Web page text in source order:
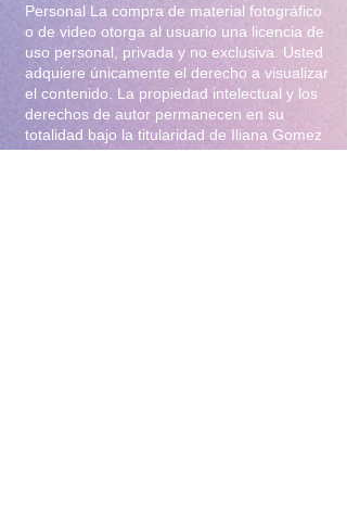
Personal La compra de material fotográfico
o de video otorga al usuario una licencia de
uso personal, privada y no exclusiva. Usted
adquiere únicamente el derecho a visualizar
el contenido. La propiedad intelectual y los
derechos de autor permanecen en su
totalidad bajo la titularidad de Iliana Gomez
.2. Prohibiciones Estrictas Queda